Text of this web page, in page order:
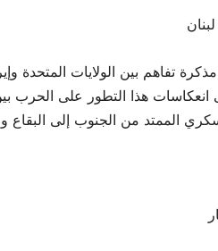
تفاهم بين الولايات المتحدة
هذا التطور على الحرب
الممتد من الجنوب إلى البقاع